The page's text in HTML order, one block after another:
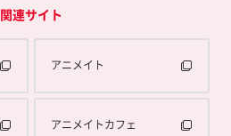
関連サイト
アニメイト
アニメイトカフェ